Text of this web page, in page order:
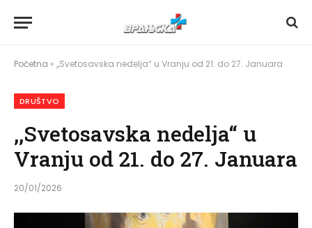
Početna » ,,Svetosavska nedelja“ u Vranju od 21. do 27. Januara
DRUŠTVO
,,Svetosavska nedelja“ u
Vranju od 21. do 27. Januara
20/01/2026